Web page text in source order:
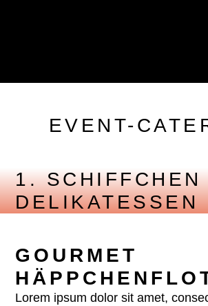
EVENT-
1. SCHIFFCHEN
DELIKATESSEN
GOURMET
Lorem ipsum dolor sit amet,